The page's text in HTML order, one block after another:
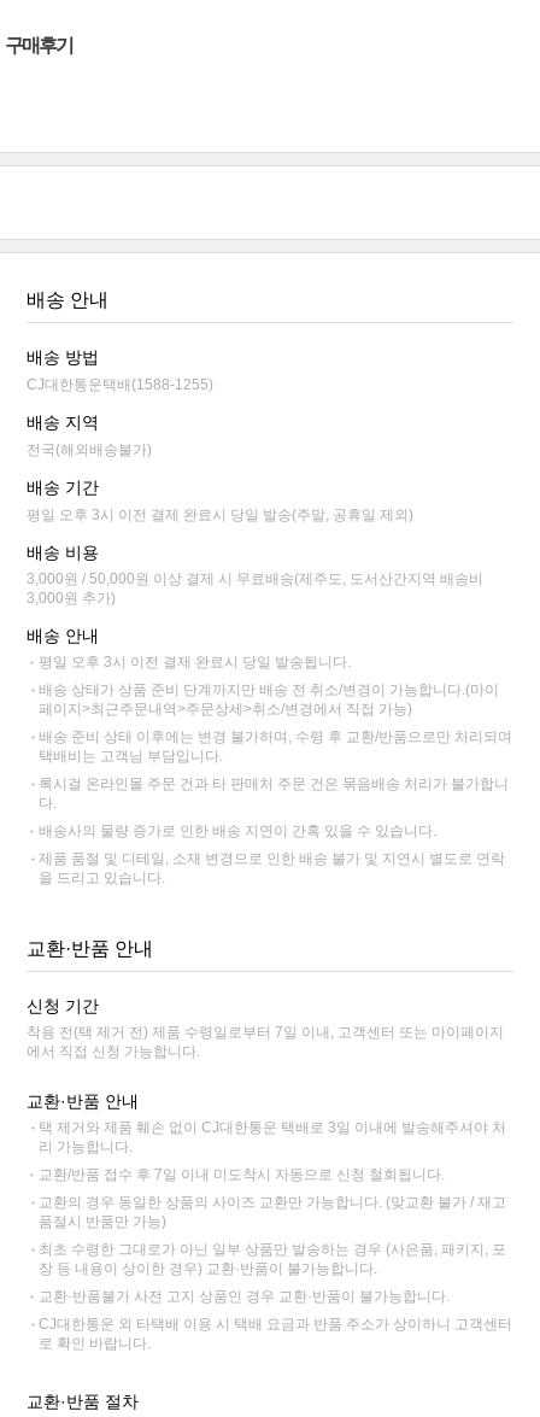
구매후기
배송 안내
배송 방법
CJ대한통운택배(1588-1255)
배송 지역
전국(해외배송불가)
배송 기간
평일 오후 3시 이전 결제 완료시 당일 발송(주말, 공휴일 제외)
배송 비용
3,000원 / 50,000원 이상 결제 시 무료배송(제주도, 도서산간지역 배송비
3,000원 추가)
배송 안내
평일 오후 3시 이전 결제 완료시 당일 발송됩니다.
배송 상태가 상품 준비 단계까지만 배송 전 취소/변경이 가능합니다.(마이
페이지>최근주문내역>주문상세>취소/변경에서 직접 가능)
배송 준비 상태 이후에는 변경 불가하며, 수령 후 교환/반품으로만 처리되며
택배비는 고객님 부담입니다.
록시걸 온라인몰 주문 건과 타 판매처 주문 건은 묶음배송 처리가 불가합니
다.
배송사의 물량 증가로 인한 배송 지연이 간혹 있을 수 있습니다.
제품 품절 및 디테일, 소재 변경으로 인한 배송 불가 및 지연시 별도로 연락
을 드리고 있습니다.
교환·반품 안내
신청 기간
착용 전(택 제거 전) 제품 수령일로부터 7일 이내, 고객센터 또는 마이페이지
에서 직접 신청 가능합니다.
교환·반품 안내
택 제거와 제품 훼손 없이 CJ대한통운 택배로 3일 이내에 발송해주셔야 처
리 가능합니다.
교환/반품 접수 후 7일 이내 미도착시 자동으로 신청 철회됩니다.
교환의 경우 동일한 상품의 사이즈 교환만 가능합니다. (맞교환 불가 / 재고
품절시 반품만 가능)
최초 수령한 그대로가 아닌 일부 상품만 발송하는 경우 (사은품, 패키지, 포
장 등 내용이 상이한 경우) 교환·반품이 불가능합니다.
교환·반품불가 사전 고지 상품인 경우 교환·반품이 불가능합니다.
CJ대한통운 외 타택배 이용 시 택배 요금과 반품 주소가 상이하니 고객센터
로 확인 바랍니다.
교환·반품 절차